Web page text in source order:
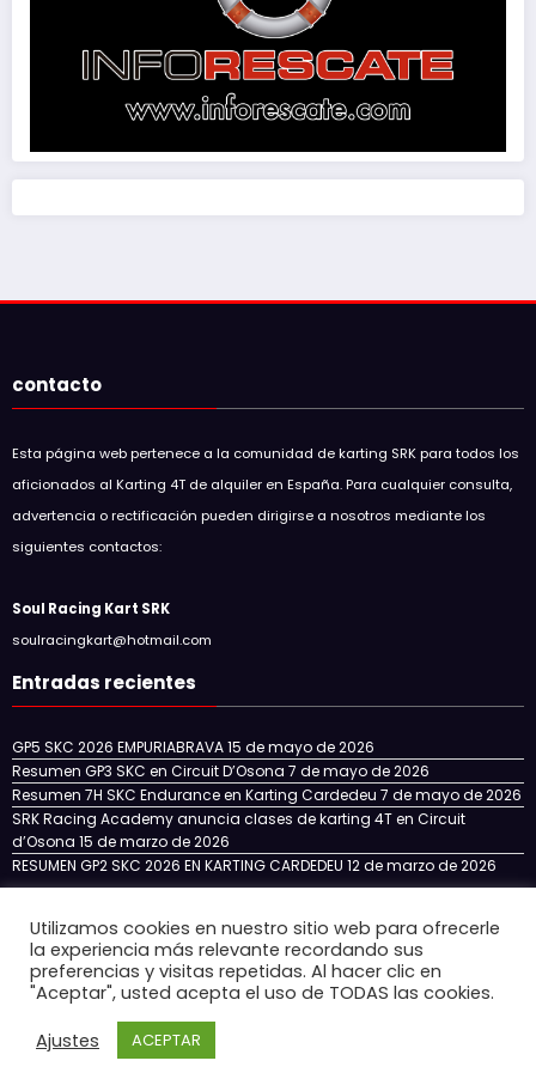
contacto
Esta página web pertenece a la comunidad de karting SRK para todos los
aficionados al Karting 4T de alquiler en España. Para cualquier consulta,
advertencia o rectificación pueden dirigirse a nosotros mediante los
siguientes contactos:
Soul Racing Kart SRK
soulracingkart@hotmail.com
Entradas recientes
GP5 SKC 2026 EMPURIABRAVA15 de mayo de 2026
Resumen GP3 SKC en Circuit D’Osona 7 de mayo de 2026
Resumen 7H SKC Endurance en Karting Cardedeu 7 de mayo de 2026
SRK Racing Academy anuncia clases de karting 4T en Circuit
d’Osona 15 de marzo de 2026
RESUMEN GP2 SKC 2026 EN KARTING CARDEDEU 12 de marzo de 2026
Inicio NOTICIAS NUESTRO EQUIPO
SKC CATALUÑA
SKC ENDURANCE
SRK RACING ACADEMY
CIRCUITOS 4T EN ESPAÑA
Newscrunch - Revista y blog
Utilizamos cookies en nuestro sitio web para ofrecerle
la experiencia más relevante recordando sus
preferencias y visitas repetidas. Al hacer clic en
"Aceptar", usted acepta el uso de TODAS las cookies.
Ajustes
ACEPTAR